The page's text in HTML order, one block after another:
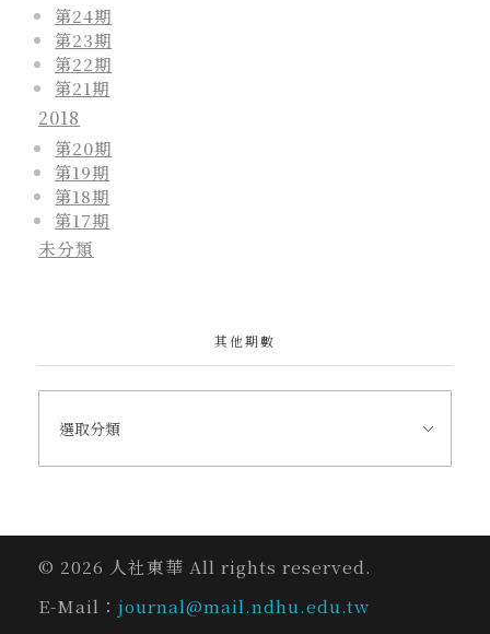
第24期
第23期
第22期
第21期
2018
第20期
第19期
第18期
第17期
未分類
其他期數
© 2026 人社東華 All rights reserved.
E-Mail： journal@mail.ndhu.edu.tw